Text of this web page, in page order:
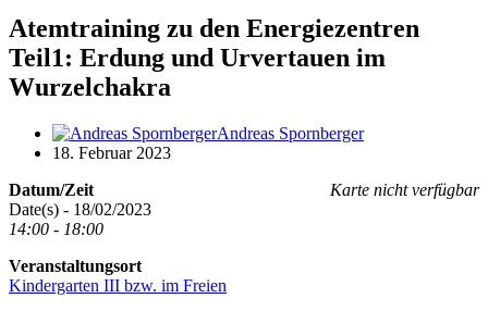
Atemtraining zu den Energiezentren
Teil1: Erdung und Urvertauen im
Wurzelchakra
Andreas Spornberger
18. Februar 2023
Karte nicht verfügbar
Datum/Zeit
Date(s) - 18/02/2023
14:00 - 18:00
Veranstaltungsort
Kindergarten III bzw. im Freien